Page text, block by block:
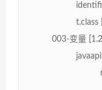
t.class
003-变量